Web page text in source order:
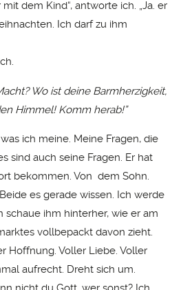
dem Kind“, antworte ich. „Ja. er
Ich darf zu ihm
Wo ist deine Barmherzigkeit,
Himmel! Komm herab!”
ich meine. Meine Fragen, die
sind auch seine Fragen. Er hat
bekommen. Von dem Sohn.
es gerade wissen. Ich werde
schaue ihm hinterher, wie er am
vollbepackt davon zieht.
Hoffnung. Voller Liebe. Voller
aufrecht. Dreht sich um.